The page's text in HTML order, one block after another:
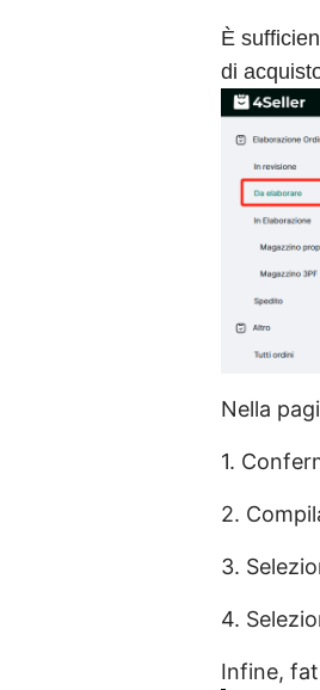
È
di
Nella
1.
2.
3.
4.
Infine,